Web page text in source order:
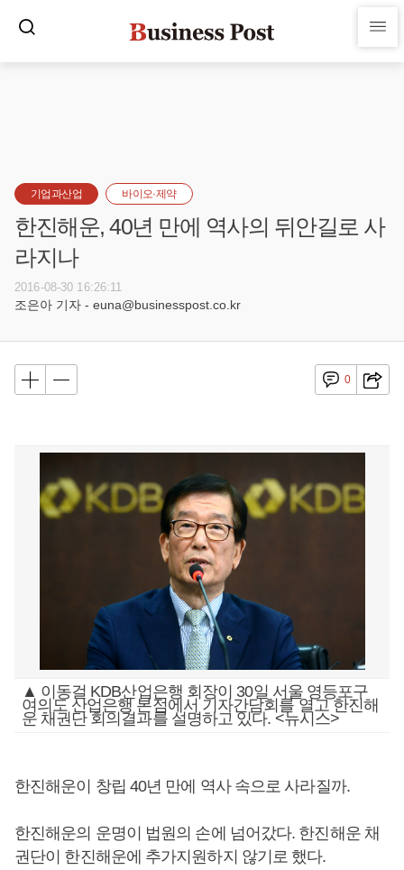
기업과산업 바이오·제약
한진해운, 40년 만에 역사의 뒤안길로 사
라지나
2016-08-30 16:26:11
조은아 기자 - euna@businesspost.co.kr
0
▲ 이동걸 KDB산업은행 회장이 30일 서울 영등포구
여의도 산업은행 본점에서 기자간담회를 열고 한진해
운 채권단 회의결과를 설명하고 있다. <뉴시스>
한진해운이 창립 40년 만에 역사 속으로 사라질까.
한진해운의 운명이 법원의 손에 넘어갔다. 한진해운 채
권단이 한진해운에 추가지원하지 않기로 했다.